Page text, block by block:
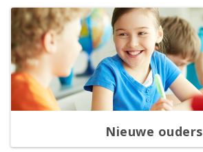
Nieuwe ouders